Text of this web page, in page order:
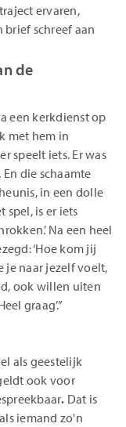
ervaren,
schreef aan
de
een kerkdienst op
met hem in
speelt iets. Er was
die schaamte
in een dolle
spel, is er iets
Na een heel
‘Hoe kom jij
je naar jezelf voelt,
ook willen uiten
graag’.”
als geestelijk
ook voor
. Dat is
iemand zo'n